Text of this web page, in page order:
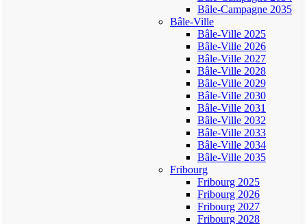
Bâle-Campagne 2035
Bâle-Ville
Bâle-Ville 2025
Bâle-Ville 2026
Bâle-Ville 2027
Bâle-Ville 2028
Bâle-Ville 2029
Bâle-Ville 2030
Bâle-Ville 2031
Bâle-Ville 2032
Bâle-Ville 2033
Bâle-Ville 2034
Bâle-Ville 2035
Fribourg
Fribourg 2025
Fribourg 2026
Fribourg 2027
Fribourg 2028